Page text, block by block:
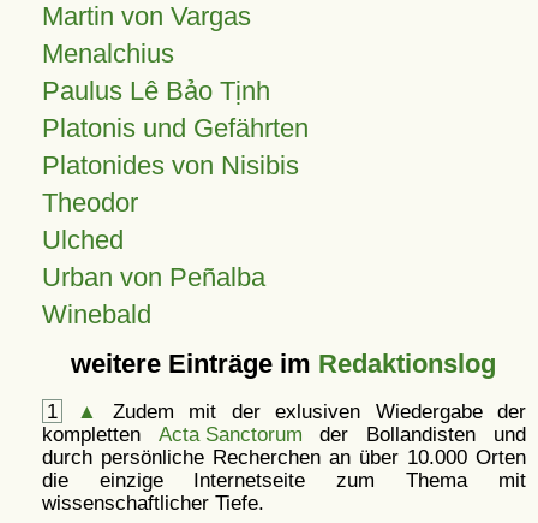
Martin von Vargas
Menalchius
Paulus Lê Bảo Tịnh
Platonis und Gefährten
Platonides von Nisibis
Theodor
Ulched
Urban von Peñalba
Winebald
weitere Einträge im Redaktionslog
1 ▲
Zudem mit der exlusiven Wiedergabe der
kompletten Acta Sanctorum der Bollandisten und
durch persönliche Recherchen an über 10.000 Orten
die einzige Internetseite zum Thema mit
wissenschaftlicher Tiefe.